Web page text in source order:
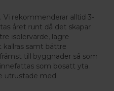
Vi rekommenderar alltid 3-
året runt då det skapar
isolervärde, lägre
samt bättre
till byggnader så som
som bosatt yta.
utrustade med